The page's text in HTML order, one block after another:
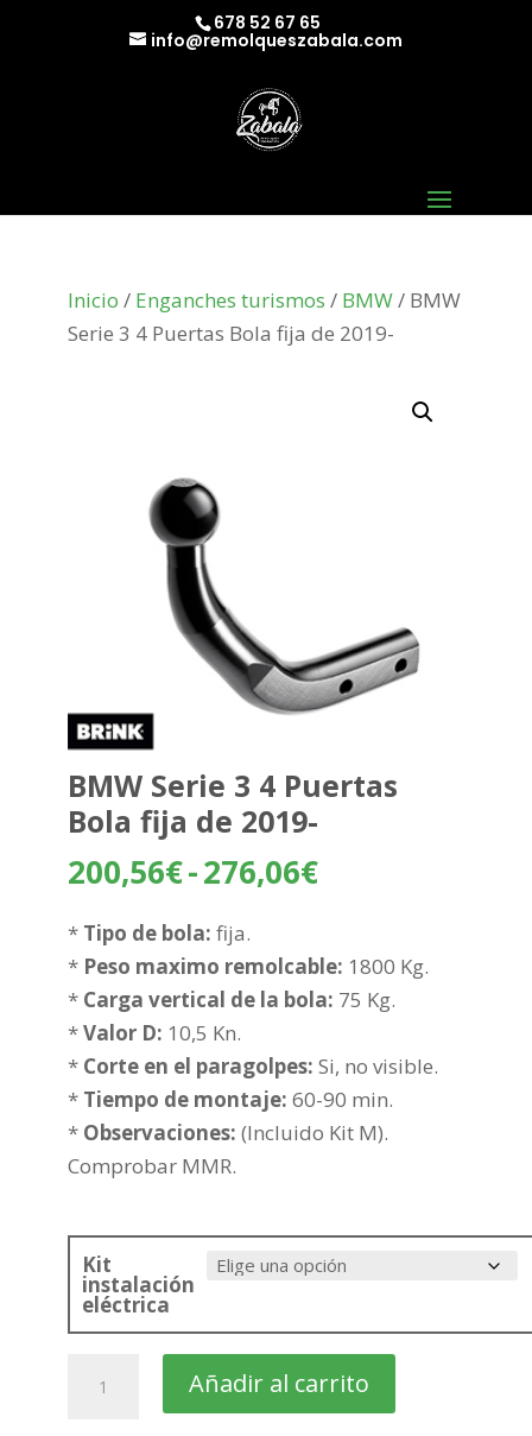
678 52 67 65
info@remolqueszabala.com
Inicio / Enganches turismos / BMW/ BMW
Serie 3 4 Puertas Bola fija de 2019-
BMW Serie 3 4 Puertas
Bola fija de 2019-
200,56€-276,06€Rango
desde
200,56€
276,06€
* Tipo de bola: fija.
* Peso maximo remolcable: 1800 Kg.
* Carga vertical de la bola: 75 Kg.
*Valor D: 10,5 Kn.
* Corte en el paragolpes: Si, no visible.
* Tiempo de montaje: 60-90 min.
* Observaciones: (Incluido Kit M).
Comprobar MMR.
Kit
instalación
eléctrica
Serie
Añadir al carrito